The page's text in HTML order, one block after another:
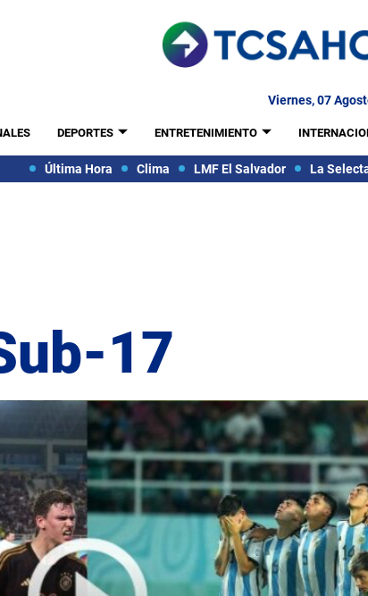
Viernes, 07
DEPORTES ENTRETENIMIENTO
Última Hora Clima LMF El Salvador La
17